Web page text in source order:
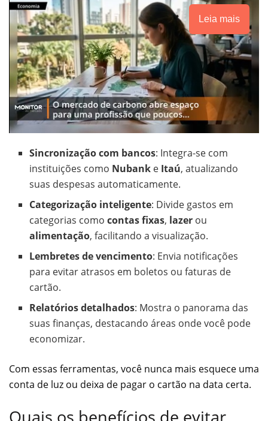
Leia mais
Sincronização com bancos: Integra-se com
instituições como Nubank e Itaú, atualizando
suas despesas automaticamente.
Categorização inteligente: Divide gastos em
categorias comocontas fixas, lazer ou
alimentação, facilitando a visualização.
Lembretes de vencimento: Envia notificações
para evitar atrasos em boletos ou faturas de
cartão.
Relatórios detalhados: Mostra o panorama das
suas finanças, destacando áreas onde você pode
economizar.
Com essas ferramentas, você nunca mais esquece uma
conta de luz ou deixa de pagar o cartão na data certa.
Quais os benefícios de evitar